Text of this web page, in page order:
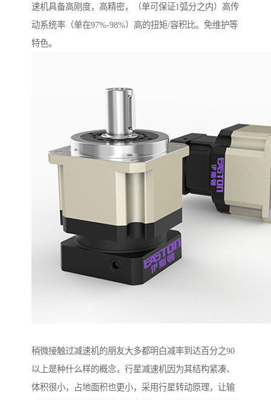
速机具备高刚度，高精密，（单可保证1弧分之内）高传
动系统率（单在97%-98%）高的扭矩/容积比。免维护等
特色。
稍微接触过减速机的朋友大多都明白减率到达百分之90
以上是种什么样的概念，行星减速机因为其结构紧凑、
体积很小，占地面积也更小，采用行星转动原理，让输